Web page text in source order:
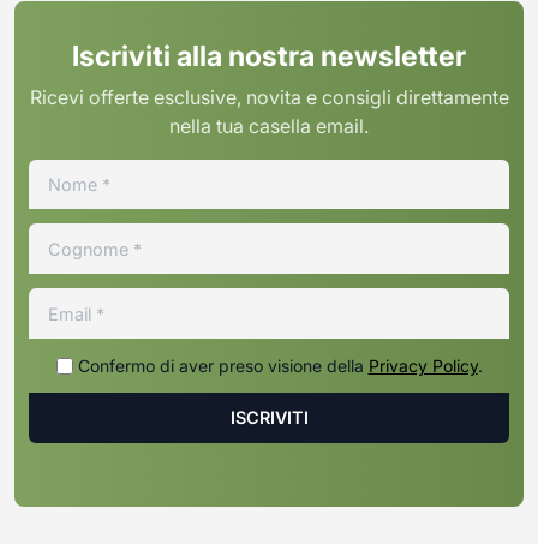
Iscriviti alla nostra newsletter
Ricevi offerte esclusive, novita e consigli direttamente
nella tua casella email.
Confermo di aver preso visione della Privacy Policy.